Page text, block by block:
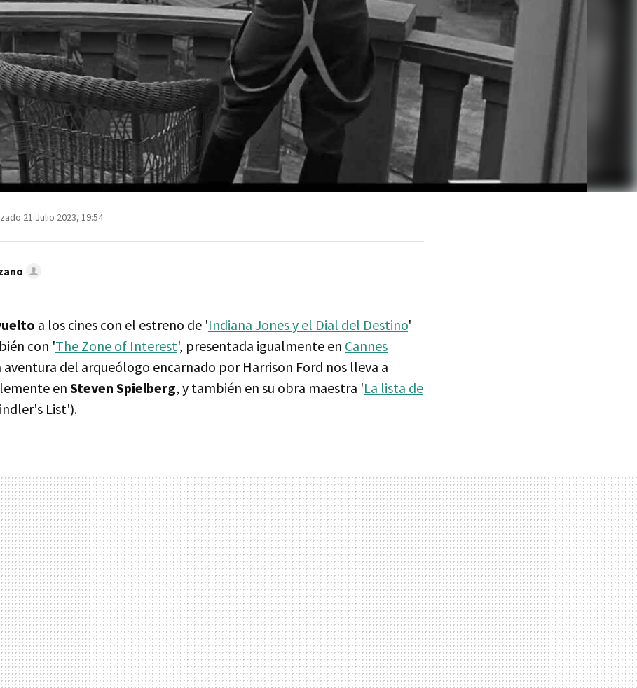
21 Julio 2023, 19:54
a los cines con el estreno de 'Indiana Jones y el Dial del Destino'
con 'The Zone of Interest', presentada igualmente en Cannes
aventura del arqueólogo encarnado por Harrison Ford nos lleva a
enSteven Spielberg, y también en su obra maestra 'La lista de
List').